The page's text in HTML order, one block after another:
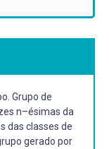
Grupo de
n–ésimas da
das classes de
gerado por